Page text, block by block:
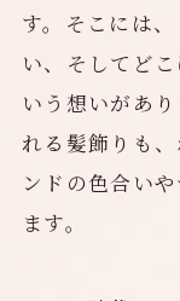
す。そこには
い、そしてど
いう想いがあ
れる髪飾りも
ンドの色合い
ます。